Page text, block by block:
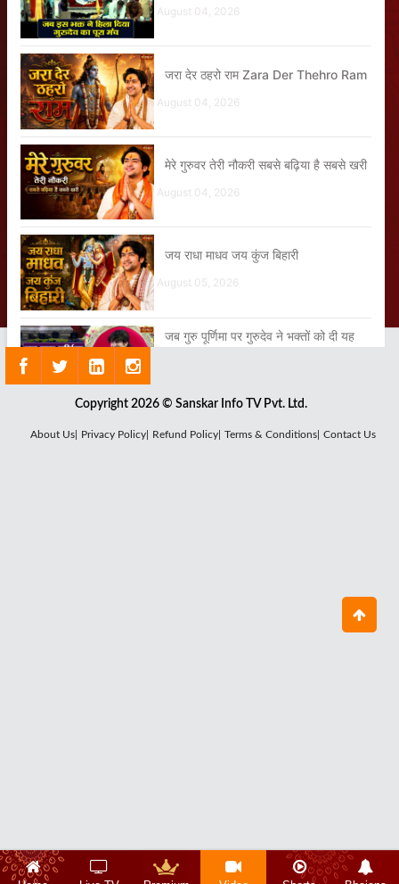
August 04, 2026
जरा देर ठहरो राम Zara Der Thehro Ram
August 04, 2026
मेरे गुरुवर तेरी नौकरी सबसे बढ़िया है सबसे खरी
August 04, 2026
जय राधा माधव जय कुंज बिहारी
August 05, 2026
जब गुरु पूर्णिमा पर गुरुदेव ने भक्तों को दी यह
जब इस छोटी-सी बच्ची ने बागेश्वर धाम की
गुरुदेव का आशीर्वाद प्राप्त करने जिला जालोन से
Copyright 2026 © Sanskar Info TV Pvt. Ltd.
About Us| Privacy Policy| Refund Policy| Terms & Conditions| Contact Us